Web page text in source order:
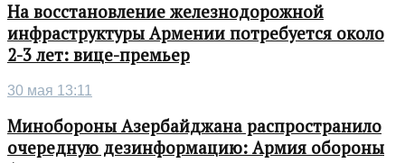
На восстановление железнодорожной
инфраструктуры Армении потребуется около
2-3 лет: вице-премьер
30 мая 13:11
Минобороны Азербайджана распространило
очередную дезинформацию: Армия обороны